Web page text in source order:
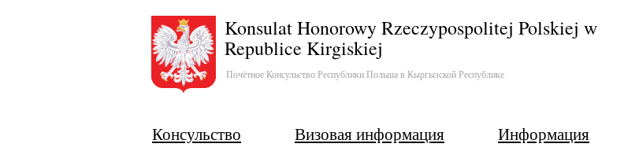
Konsulat Honorowy Rzeczypospolitej Polskiej w
Republice Kirgiskiej
Почётное Консульство Республики Польша в Кыргызской Республике
Консульство Визовая информация Информация